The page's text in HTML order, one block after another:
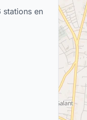
stations en